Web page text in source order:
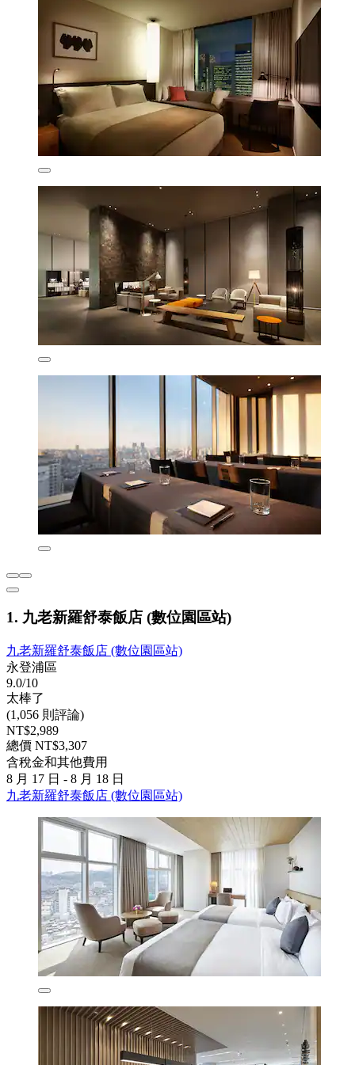
1. 九老新羅舒泰飯店 (數位園區站)
九老新羅舒泰飯店 (數位園區站)
永登浦區
9.0/10
太棒了
(1,056 則評論)
NT$2,989
總價 NT$3,307
含稅金和其他費用
8 月 17 日 - 8 月 18 日
九老新羅舒泰飯店 (數位園區站)